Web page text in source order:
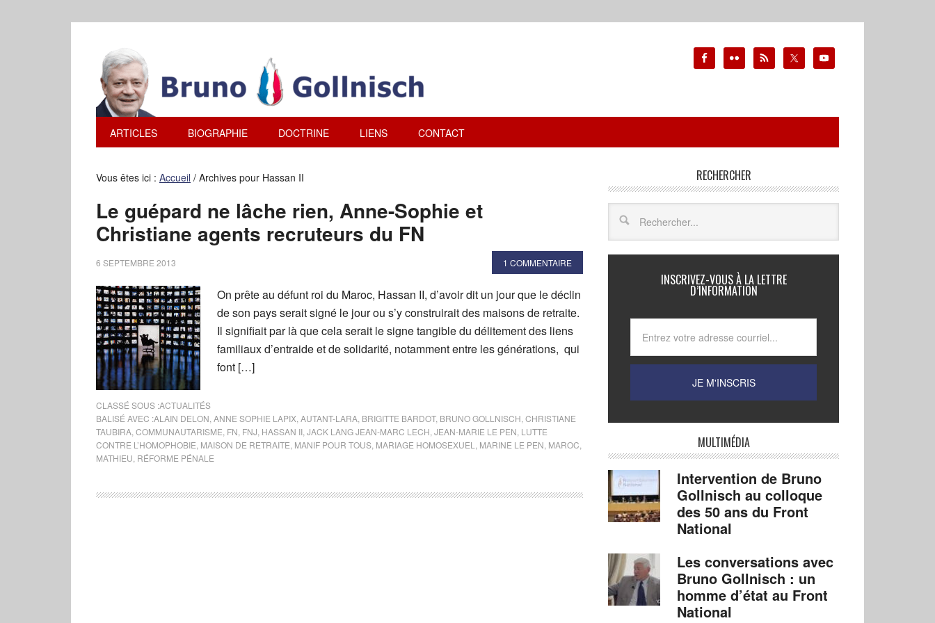
ARTICLES BIOGRAPHIE DOCTRINE LIENS CONTACT
Vous êtes ici : Accueil / Archives pour Hassan II
Le guépard ne lâche rien, Anne-Sophie et
Christiane agents recruteurs du FN
6 SEPTEMBRE 2013 1 COMMENTAIRE
On prête au défunt roi du Maroc, Hassan II, d’avoir dit un jour que le déclin
de son pays serait signé le jour ou s’y construirait des maisons de retraite.
Il signifiait par là que cela serait le signe tangible du délitement des liens
familiaux d’entraide et de solidarité, notamment entre les générations, qui
font […]
CLASSÉ SOUS :ACTUALITÉS
BALISÉ AVEC :ALAIN DELON ANNE SOPHIE LAPIX AUTANT-LARA BRIGITTE BARDOT, BRUNO GOLLNISCH CHRISTIANE
TAUBIRA COMMUNAUTARISME FN FNJ HASSAN II JACK LANG JEAN-MARC LECH JEAN-MARIE LE PEN LUTTE
CONTRE L’HOMOPHOBIE MAISON DE RETRAITE MANIF POUR TOUS MARIAGE HOMOSEXUEL MARINE LE PEN MAROC
MATHIEU RÉFORME PÉNALE
RECHERCHER
INSCRIVEZ-VOUS À LA LETTRE
D’INFORMATION
MULTIMÉDIA
Intervention de Bruno
Gollnisch au colloque
des 50 ans du Front
National
Les conversations avec
Bruno Gollnisch : un
homme d’état au Front
National